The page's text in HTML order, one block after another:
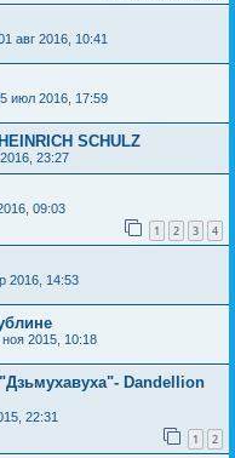
авг 2016, 10:41
июл 2016, 17:59
SCHULZ
23:27
09:03
1 2 3 4
2016, 14:53
ноя 2015, 10:18
Dandellion
22:31
1 2